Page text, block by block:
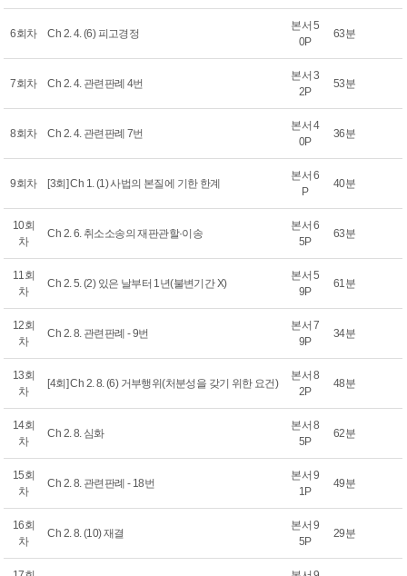
6회차 Ch 2. 4. (6) 피고경정
본서 5
0P
63분
7회차 Ch 2. 4. 관련판례 4번
본서 3
2P
53분
8회차 Ch 2. 4. 관련판례 7번
본서 4
0P
36분
9회차 [3회] Ch 1. (1) 사법의 본질에 기한 한계
본서 6
P
40분
10회
차
Ch 2. 6. 취소소송의 재판관할·이송
본서 6
5P
63분
11회
차
Ch 2. 5. (2) 있은 날부터 1년(불변기간 X)
본서 5
9P
61분
12회
차
Ch 2. 8. 관련판례 - 9번
본서 7
9P
34분
13회
차
[4회] Ch 2. 8. (6) 거부행위(처분성을 갖기 위한 요건)
본서 8
2P
48분
14회
차
Ch 2. 8. 심화
본서 8
5P
62분
15회
차
Ch 2. 8. 관련판례 - 18번
본서 9
1P
49분
16회
차
Ch 2. 8. (10) 재결
본서 9
5P
29분